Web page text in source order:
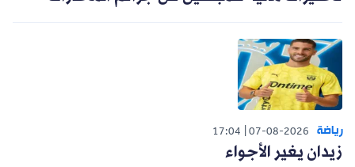
رياضة 07-08-2026
17:04
زيدان يغير الأجواء